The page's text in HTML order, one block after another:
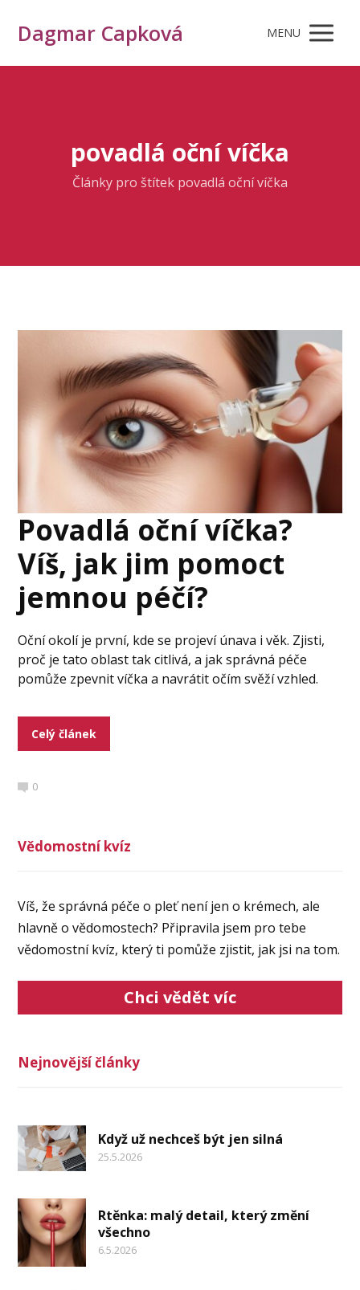
Dagmar Capková MENU
povadlá oční víčka
Články pro štítek povadlá oční víčka
Povadlá oční víčka?
Víš, jak jim pomoct
jemnou péčí?
Oční okolí je první, kde se projeví únava i věk. Zjisti,
proč je tato oblast tak citlivá, a jak správná péče
pomůže zpevnit víčka a navrátit očím svěží vzhled.
Celý článek
0
Vědomostní kvíz
Víš, že správná péče o pleť není jen o krémech, ale
hlavně o vědomostech? Připravila jsem pro tebe
vědomostní kvíz, který ti pomůže zjistit, jak jsi na tom.
Chci vědět víc
Nejnovější články
Když už nechceš být jen silná
25.5.2026
Rtěnka: malý detail, který změní
všechno
6.5.2026